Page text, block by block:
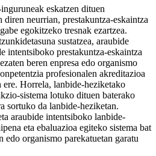
eskatzen dituen
neurrian, prestakuntza-eskaintza
egokitzeko tresnak ezartzea.
sustatzea, araubide
intentsiboko prestakuntza-eskaintza
beren enpresa edo organismo
profesionalen akreditazioa
ere. Horrela, lanbide-heziketako
sistema lotuko dituen baterako
sortuko da lanbide-heziketan.
araubide intentsiboko lanbide-
eta ebaluazioa egiteko sistema bat
edo organismo parekatuetan garatu